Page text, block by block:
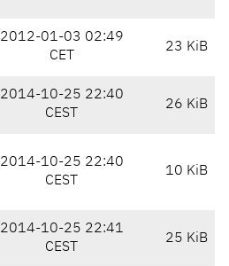
2012-01-03 02:49
CET
23 KiB
2014-10-25 22:40
CEST
26 KiB
2014-10-25 22:40
CEST
10 KiB
2014-10-25 22:41
CEST
25 KiB